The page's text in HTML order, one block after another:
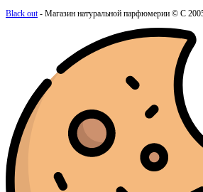
Mercedes-Benz (1)
(15)
Montblanc (3)
Morph (1)
Moschino
Nasomatto
Nina Ricci
(1)
Nishane (2)
Orlov Paris
Ormonde Jayne (3)
Orto Parisi (3)
Paco Rabanne
Parfums de Marly
(16)
Black out- Магазин натуральной парфюмерии © С